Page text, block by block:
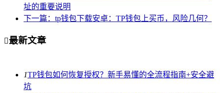
址的重要说明
下一篇：tp钱包下载安卓：TP钱包上买币，风险几何？
最新文章
1TP钱包如何恢复授权？新手易懂的全流程指南+安全避
坑